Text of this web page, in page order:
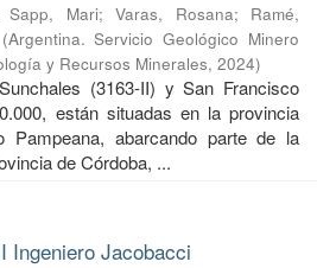
Sapp, Mari;Varas, Rosana; Ramé,
(Argentina. Servicio Geológico Minero
y Recursos Minerales, 2024)
(3163-II) y San Francisco
están situadas en la provincia
Pampeana, abarcando parte de la
de Córdoba, ...
Ingeniero Jacobacci